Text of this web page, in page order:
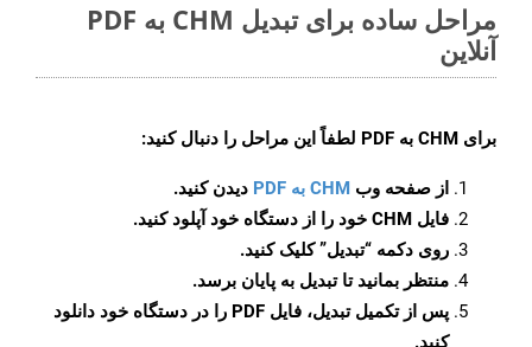
مراحل ساده برای تبدیل CHM به PDF
آنلاین
برای CHM به PDF لطفاً این مراحل را دنبال کنید:
از صفحه وب CHM به PDF
دیدن کنید.
فایل CHM خود را از دستگاه خود آپلود کنید.
روی دکمه “تبدیل”کلیک کنید.
منتظر بمانید تا تبدیل به پایان برسد.
پس از تکمیل تبدیل، فایل PDF را در دستگاه خود دانلود
کنید.